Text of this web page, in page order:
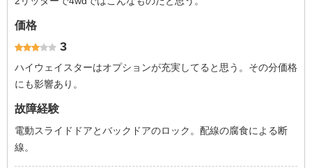
価格
3
ハイウェイスターはオプションが充実してると思う。その分価格
にも影響あり。
故障経験
電動スライドドアとバックドアのロック。配線の腐食による断
線。